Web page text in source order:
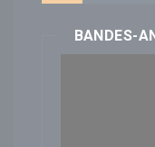
BANDES-